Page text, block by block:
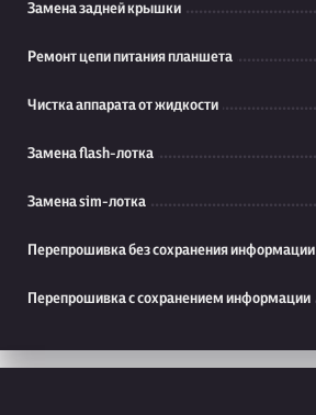
Замена задней крышки
Ремонт цепи питания планшета
Чистка аппарата от жидкости
Замена flash-лотка
Замена sim-лотка
Перепрошивка без сохранения информации
Перепрошивка с сохранением информации